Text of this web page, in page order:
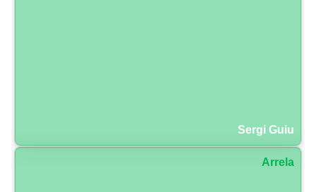
Sergi Guiu
Arrela